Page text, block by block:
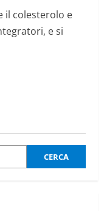
il colesterolo e
e si
CERCA